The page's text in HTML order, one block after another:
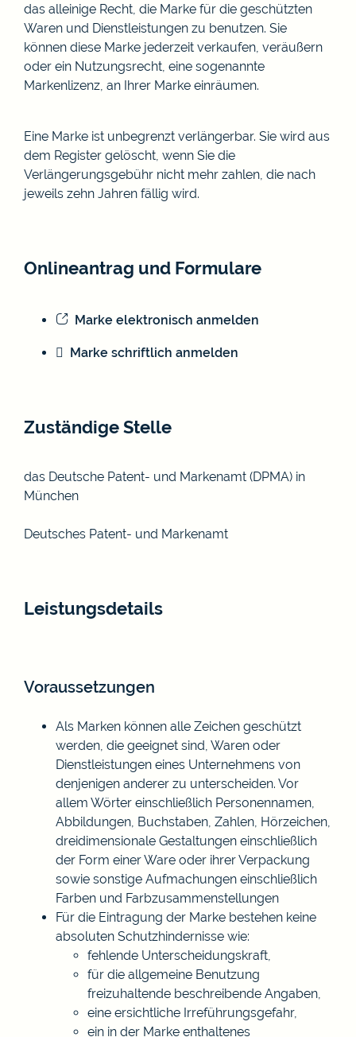
das alleinige Recht, die Marke für die geschützten
Waren und Dienstleistungen zu benutzen. Sie
können diese Marke jederzeit verkaufen, veräußern
oder ein Nutzungsrecht, eine sogenannte
Markenlizenz, an Ihrer Marke einräumen.
Eine Marke ist unbegrenzt verlängerbar. Sie wird aus
dem Register gelöscht, wenn Sie die
Verlängerungsgebühr nicht mehr zahlen, die nach
jeweils zehn Jahren fällig wird.
Onlineantrag und Formulare
Marke elektronisch anmelden
Marke schriftlich anmelden
Zuständige Stelle
das Deutsche Patent- und Markenamt (DPMA) in
München
Deutsches Patent- und Markenamt
Leistungsdetails
Voraussetzungen
Als Marken können alle Zeichen geschützt
werden, die geeignet sind, Waren oder
Dienstleistungen eines Unternehmens von
denjenigen anderer zu unterscheiden. Vor
allem Wörter einschließlich Personennamen,
Abbildungen, Buchstaben, Zahlen, Hörzeichen,
dreidimensionale Gestaltungen einschließlich
der Form einer Ware oder ihrer Verpackung
sowie sonstige Aufmachungen einschließlich
Farben und Farbzusammenstellungen
Für die Eintragung der Marke bestehen keine
absoluten Schutzhindernisse wie:
fehlende Unterscheidungskraft,
für die allgemeine Benutzung
freizuhaltende beschreibende Angaben,
eine ersichtliche Irreführungsgefahr,
ein in der Marke enthaltenes